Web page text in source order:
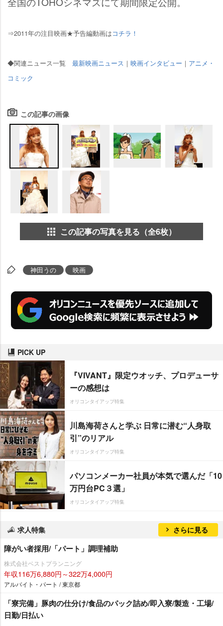
⇒2011年の注目映画★予告編動画はコチラ！
◆関連ニュース一覧 最新映画ニュース ｜ 映画インタビュー ｜ アニメ・
コミック
この記事の画像
この記事の写真を見る（全6枚）
神田うの 映画
PICK UP
『VIVANT』限定ウオッチ、プロデューサ
ーの感想は
オリコンタイアップ特集
川島海荷さんと学ぶ 日常に潜む“人身取
引”のリアル
オリコンタイアップ特集
パソコンメーカー社員が本気で選んだ「10
万円台PC３選」
オリコンタイアップ特集
求人特集 さらに見る
障がい者採用/「パート」調理補助
株式会社ベストプランニング
年収116万6,880円～322万4,000円
アルバイト・パート / 東京都
「寮完備」豚肉の仕分け/食品のパック詰め/即入寮/製造・工場/
日勤/日払い